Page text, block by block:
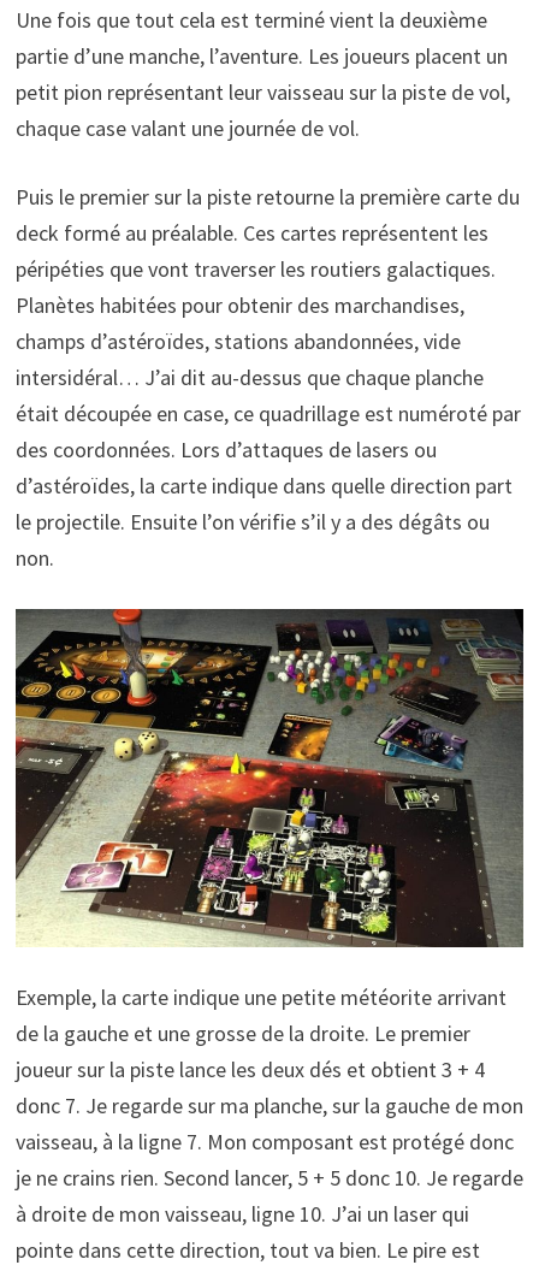
Une fois que tout cela est terminé vient la deuxième
partie d’une manche, l’aventure. Les joueurs placent un
petit pion représentant leur vaisseau sur la piste de vol,
chaque case valant une journée de vol.
Puis le premier sur la piste retourne la première carte du
deck formé au préalable. Ces cartes représentent les
péripéties que vont traverser les routiers galactiques.
Planètes habitées pour obtenir des marchandises,
champs d’astéroïdes, stations abandonnées, vide
intersidéral… J’ai dit au-dessus que chaque planche
était découpée en case, ce quadrillage est numéroté par
des coordonnées. Lors d’attaques de lasers ou
d’astéroïdes, la carte indique dans quelle direction part
le projectile. Ensuite l’on vérifie s’il y a des dégâts ou
non.
Exemple, la carte indique une petite météorite arrivant
de la gauche et une grosse de la droite. Le premier
joueur sur la piste lance les deux dés et obtient 3 + 4
donc 7. Je regarde sur ma planche, sur la gauche de mon
vaisseau, à la ligne 7. Mon composant est protégé donc
je ne crains rien. Second lancer, 5 + 5 donc 10. Je regarde
à droite de mon vaisseau, ligne 10. J’ai un laser qui
pointe dans cette direction, tout va bien. Le pire est